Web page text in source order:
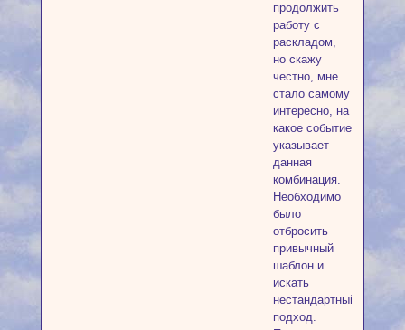
продолжить
работу с
раскладом,
но скажу
честно, мне
стало самому
интересно, на
какое событие
указывает
данная
комбинация.
Необходимо
было
отбросить
привычный
шаблон и
искать
нестандартный
подход.